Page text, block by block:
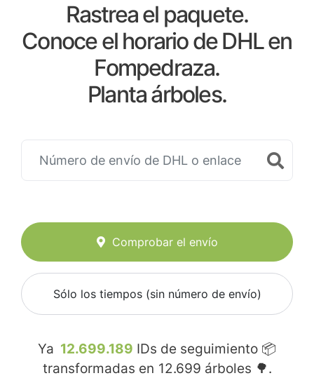
Rastrea el paquete.
Conoce el horario de DHL en
Fompedraza.
Planta árboles.
Comprobar el envío
Sólo los tiempos (sin número de envío)
Ya 12.699.189 IDs de seguimiento 📦
transformadas en 12.699 árboles 🌳.